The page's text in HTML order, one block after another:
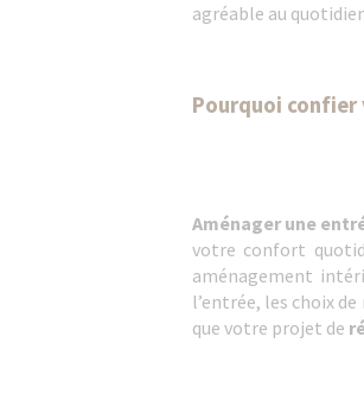
agréable au
Pourquoi confier
Aménager une
votre confort
aménagement
l’entrée, les choix
que votre projet de